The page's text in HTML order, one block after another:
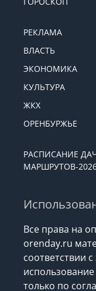
РЕКЛАМА
ВЛАСТЬ
ЭКОНОМИКА
КУЛЬТУРА
ЖКХ
ОРЕНБУРЖЬЕ
РАСПИСАНИЕ
МАРШРУТОВ-
Все права на
orenday.ru
соответствии
только по